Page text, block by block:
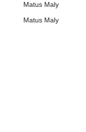
Matus Maly
Matus Maly